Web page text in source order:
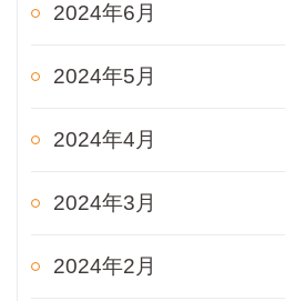
2024年6月
2024年5月
2024年4月
2024年3月
2024年2月